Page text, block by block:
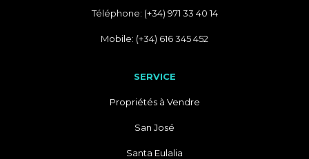
Téléphone: (+34) 971 33 40 14
Mobile: (+34) 616 345 452
SERVICE
Propriétés à Vendre
San José
Santa Eulalia